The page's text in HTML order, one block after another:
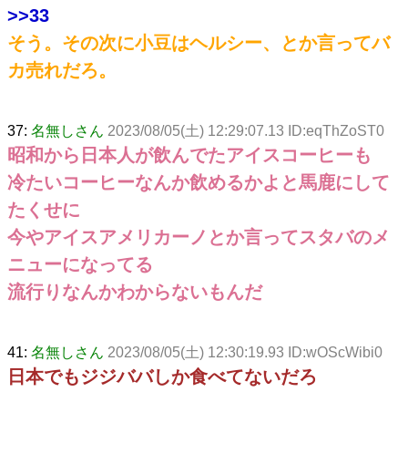
>>33
そう。その次に小豆はヘルシー、とか言ってバ
カ売れだろ。
37: 名無しさん 2023/08/05(土) 12:29:07.13 ID:eqThZoST0
昭和から日本人が飲んでたアイスコーヒーも
冷たいコーヒーなんか飲めるかよと馬鹿にして
たくせに
今やアイスアメリカーノとか言ってスタバのメ
ニューになってる
流行りなんかわからないもんだ
41: 名無しさん 2023/08/05(土) 12:30:19.93 ID:wOScWibi0
日本でもジジババしか食べてないだろ